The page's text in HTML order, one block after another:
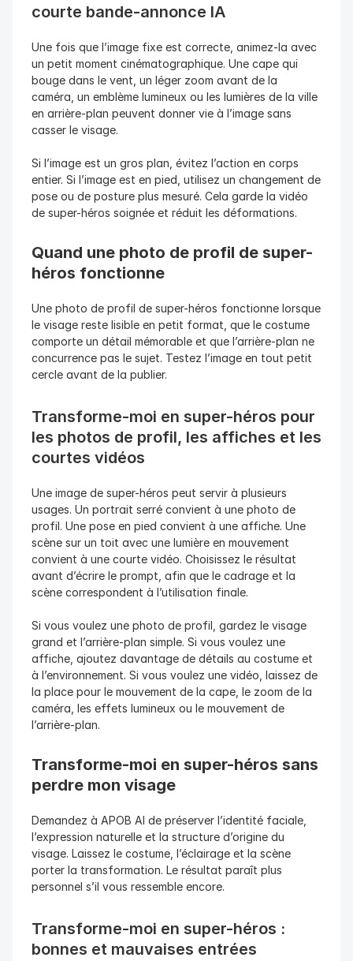
courte bande-annonce IA
Une fois que l’image fixe est correcte, animez-la avec
un petit moment cinématographique. Une cape qui
bouge dans le vent, un léger zoom avant de la
caméra, un emblème lumineux ou les lumières de la ville
en arrière-plan peuvent donner vie à l’image sans
casser le visage.
Si l’image est un gros plan, évitez l’action en corps
entier. Si l’image est en pied, utilisez un changement de
pose ou de posture plus mesuré. Cela garde la vidéo
de super-héros soignée et réduit les déformations.
Quand une photo de profil de super-
héros fonctionne
Une photo de profil de super-héros fonctionne lorsque
le visage reste lisible en petit format, que le costume
comporte un détail mémorable et que l’arrière-plan ne
concurrence pas le sujet. Testez l’image en tout petit
cercle avant de la publier.
Transforme-moi en super-héros pour
les photos de profil, les affiches et les
courtes vidéos
Une image de super-héros peut servir à plusieurs
usages. Un portrait serré convient à une photo de
profil. Une pose en pied convient à une affiche. Une
scène sur un toit avec une lumière en mouvement
convient à une courte vidéo. Choisissez le résultat
avant d’écrire le prompt, afin que le cadrage et la
scène correspondent à l’utilisation finale.
Si vous voulez une photo de profil, gardez le visage
grand et l’arrière-plan simple. Si vous voulez une
affiche, ajoutez davantage de détails au costume et
à l’environnement. Si vous voulez une vidéo, laissez de
la place pour le mouvement de la cape, le zoom de la
caméra, les effets lumineux ou le mouvement de
l’arrière-plan.
Transforme-moi en super-héros sans
perdre mon visage
Demandez à APOB AI de préserver l’identité faciale,
l’expression naturelle et la structure d’origine du
visage. Laissez le costume, l’éclairage et la scène
porter la transformation. Le résultat paraît plus
personnel s’il vous ressemble encore.
Transforme-moi en super-héros :
bonnes et mauvaises entrées